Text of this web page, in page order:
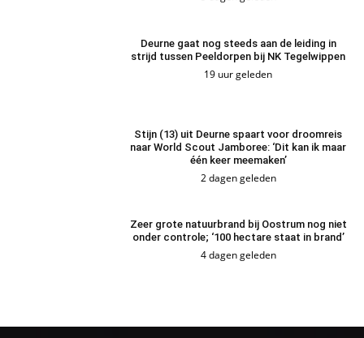
Deurne gaat nog steeds aan de leiding in
strijd tussen Peeldorpen bij NK Tegelwippen
19 uur geleden
Stijn (13) uit Deurne spaart voor droomreis
naar World Scout Jamboree: ‘Dit kan ik maar
één keer meemaken’
2 dagen geleden
Zeer grote natuurbrand bij Oostrum nog niet
onder controle; ‘100 hectare staat in brand’
4 dagen geleden